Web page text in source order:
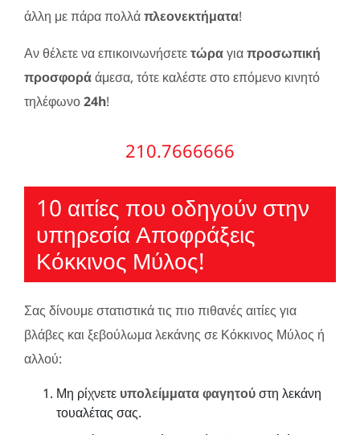
άλλη με πάρα πολλάπλεονεκτήματα!
Αν θέλετε να επικοινωνήσετετώραγιαπροσωπική
προσφοράάμεσα, τότε καλέστε στο επόμενο κινητό
τηλέφωνο24h!
210.7666666
10 αιτίες που οδηγούν στην
υπηρεσία Αποφράξεις
Κόκκινος Μύλος!
Σας δίνουμε στατιστικά τις πιο πιθανές αιτίες για
βλάβες και ξεβούλωμα λεκάνης σε Κόκκινος Μύλος ή
αλλού:
Μη ρίχνετε υπολείμματα φαγητούστη λεκάνη
τουαλέτας σας.